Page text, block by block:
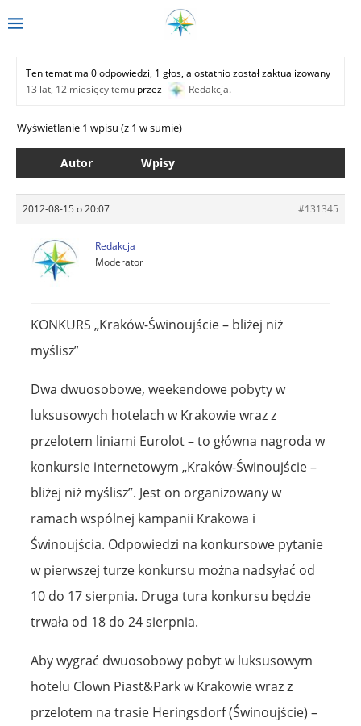
Ten temat ma 0 odpowiedzi, 1 głos, a ostatnio został zaktualizowany
13 lat, 12 miesięcy temu przez Redakcja.
Wyświetlanie 1 wpisu (z 1 w sumie)
Autor Wpisy
2012-08-15 o 20:07 #131345
Redakcja
Moderator
KONKURS „Kraków-Świnoujście – bliżej niż
myślisz”
Dwa dwuosobowe, weekendowe pobyty w
luksusowych hotelach w Krakowie wraz z
przelotem liniami Eurolot – to główna nagroda w
konkursie internetowym „Kraków-Świnoujście –
bliżej niż myślisz”. Jest on organizowany w
ramach wspólnej kampanii Krakowa i
Świnoujścia. Odpowiedzi na konkursowe pytanie
w pierwszej turze konkursu można nadsyłać od
10 do 17 sierpnia. Druga tura konkursu będzie
trwała od 18 do 24 sierpnia.
Aby wygrać dwuosobowy pobyt w luksusowym
hotelu Clown Piast&Park w Krakowie wraz z
przelotem na trasie Heringsdorf (Świnoujście) –